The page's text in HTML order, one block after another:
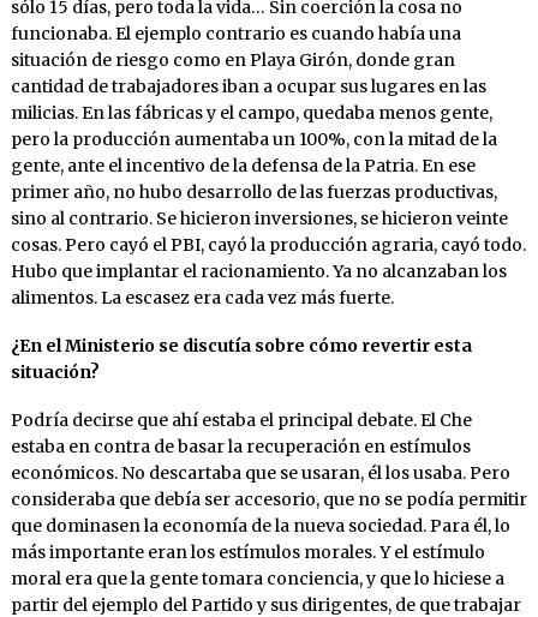
sólo 15 días, pero toda la vida… Sin coerción la cosa no
funcionaba. El ejemplo contrario es cuando había una
situación de riesgo como en Playa Girón, donde gran
cantidad de trabajadores iban a ocupar sus lugares en las
milicias. En las fábricas y el campo, quedaba menos gente,
pero la producción aumentaba un 100%, con la mitad de la
gente, ante el incentivo de la defensa de la Patria. En ese
primer año, no hubo desarrollo de las fuerzas productivas,
sino al contrario. Se hicieron inversiones, se hicieron veinte
cosas. Pero cayó el PBI, cayó la producción agraria, cayó todo.
Hubo que implantar el racionamiento. Ya no alcanzaban los
alimentos. La escasez era cada vez más fuerte.
¿En el Ministerio se discutía sobre cómo revertir esta
situación?
Podría decirse que ahí estaba el principal debate. El Che
estaba en contra de basar la recuperación en estímulos
económicos. No descartaba que se usaran, él los usaba. Pero
consideraba que debía ser accesorio, que no se podía permitir
que dominasen la economía de la nueva sociedad. Para él, lo
más importante eran los estímulos morales. Y el estímulo
moral era que la gente tomara conciencia, y que lo hiciese a
partir del ejemplo del Partido y sus dirigentes, de que trabajar